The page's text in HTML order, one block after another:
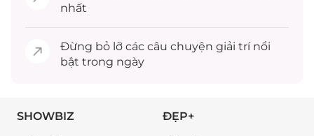
nhất
Đừng bỏ lỡ các câu chuyện giải trínổi
bật trong ngày
SHOWBIZ ĐẸP+